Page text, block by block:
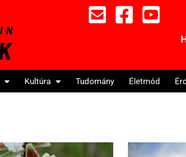
Kultúra Tudomány Életmód